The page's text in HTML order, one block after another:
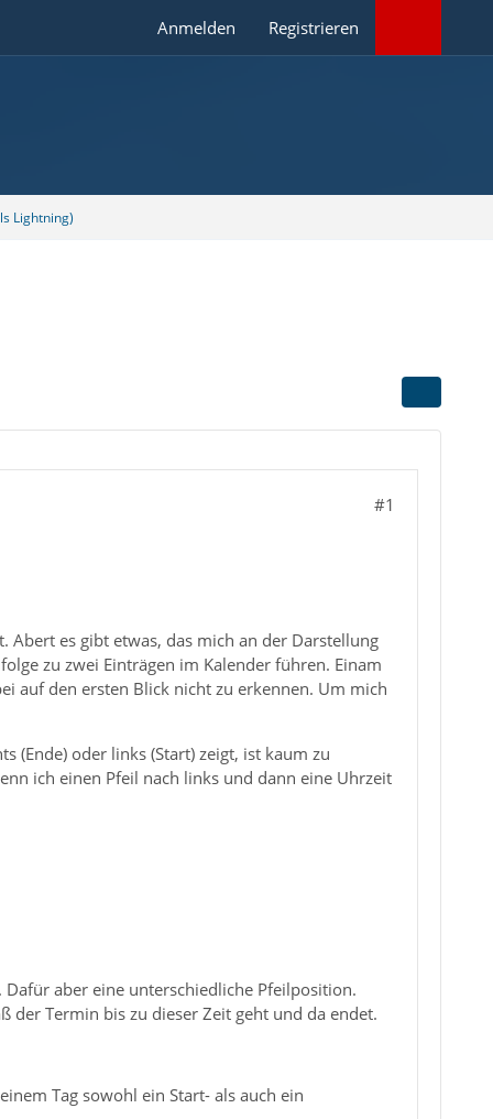
Anmelden Registrieren
Lightning)
#1
es gibt etwas, das mich an der Darstellung
zu zwei Einträgen im Kalender führen. Einam
auf den ersten Blick nicht zu erkennen. Um mich
(Ende) oder links (Start) zeigt, ist kaum zu
ich einen Pfeil nach links und dann eine Uhrzeit
aber eine unterschiedliche Pfeilposition.
der Termin bis zu dieser Zeit geht und da endet.
Tag sowohl ein Start- als auch ein